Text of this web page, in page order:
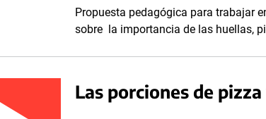
Propuesta pedagógica para trabajar
sobre la importancia de las huellas,
Las porciones de